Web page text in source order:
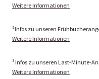
Weitere Informationen
²Infos zu unseren
Weitere Informationen
³ Infos zu unseren Last-Minute-
Weitere Informationen